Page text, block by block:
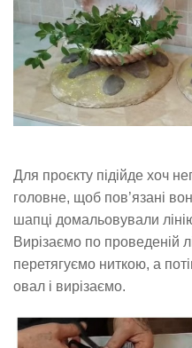
Для проєкту підійде хоч
головне, щоб пов’язані
шапці домальовували
Вирізаємо по проведеній
перетягуємо ниткою, а
овал і вирізаємо.